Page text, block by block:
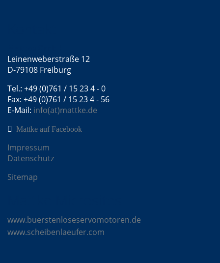
Leinenweberstraße 12
D-79108 Freiburg
Tel.: +49 (0)761 / 15 23 4 - 0
Fax: +49 (0)761 / 15 23 4 - 56
E-Mail: info(at)mattke.de
Mattke auf Facebook
Impressum
Datenschutz
Sitemap
www.buerstenloseservomotoren.de
www.scheibenlaeufer.com